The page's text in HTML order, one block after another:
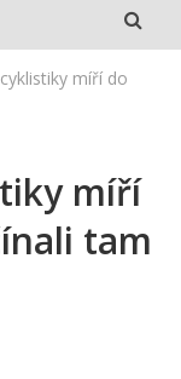
míří do
míří
tam